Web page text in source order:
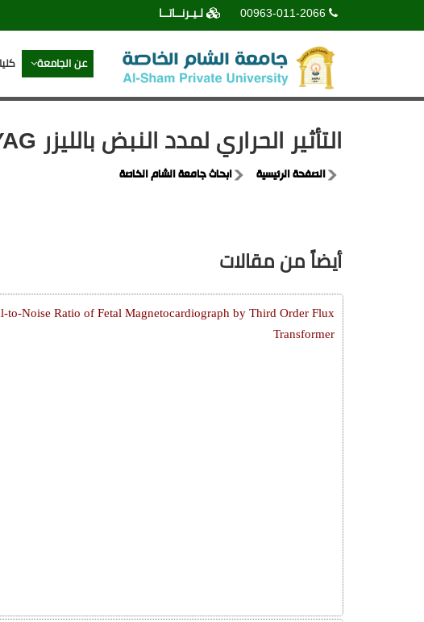
00963-011-2066 لـيـرنــاتــا
عن الجامعة
التأثير الحراري لمدد النبض بالليزر Er-YAG على الأسنان أثناء إزالة الشوائب الخزفية
الصفحة الرئيسية ابحاث جامعة الشام الخاصة
أيضاً من مقالات
to-Noise Ratio of Fetal Magnetocardiograph by Third Order Flux
Transformer